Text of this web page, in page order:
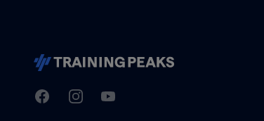
TrainingPeaks
FacebookInstagramYoutube